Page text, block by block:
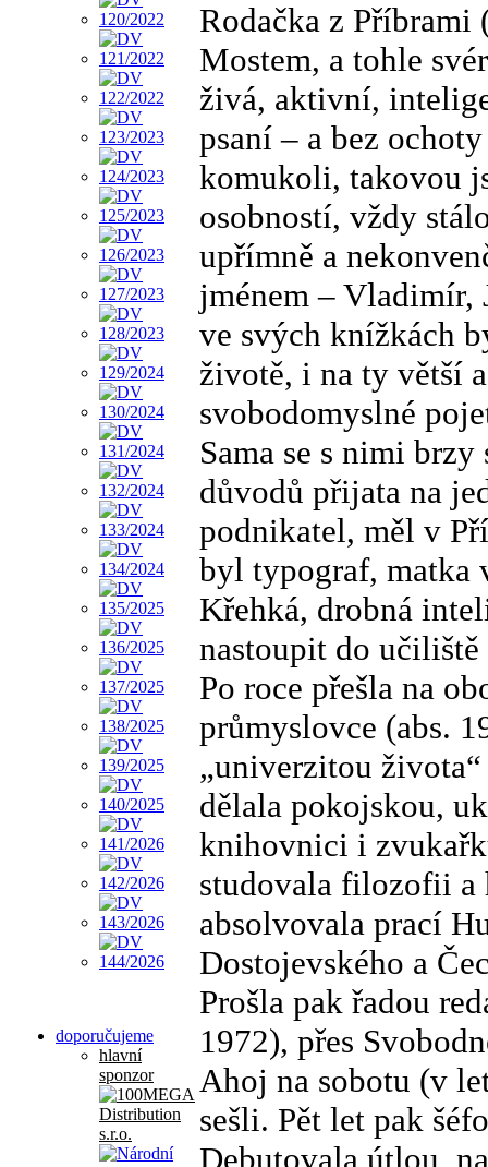
doporučujeme
hlavní
sponzor
Rodačka z
Mostem, a tohle
živá, aktivní,
psaní – a bez
komukoli, takovou
osobností, vždy
upřímně a
jménem –
ve svých knížkách
životě, i na ty větší
svobodomyslné
Sama se s nimi
důvodů přijata na
podnikatel, měl v
byl typograf, matka
Křehká, drobná
nastoupit do
Po roce přešla na
průmyslovce (abs.
„univerzitou
dělala pokojskou,
knihovnici i
studovala filozofii a
absolvovala prací
Dostojevského a
Prošla pak řadou
1972), přes
Ahoj na sobotu (v
sešli. Pět let pak
Debutovala útlou,